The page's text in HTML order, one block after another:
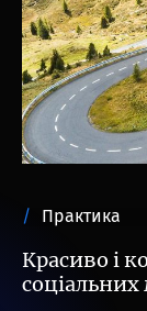
Практика
Красиво і